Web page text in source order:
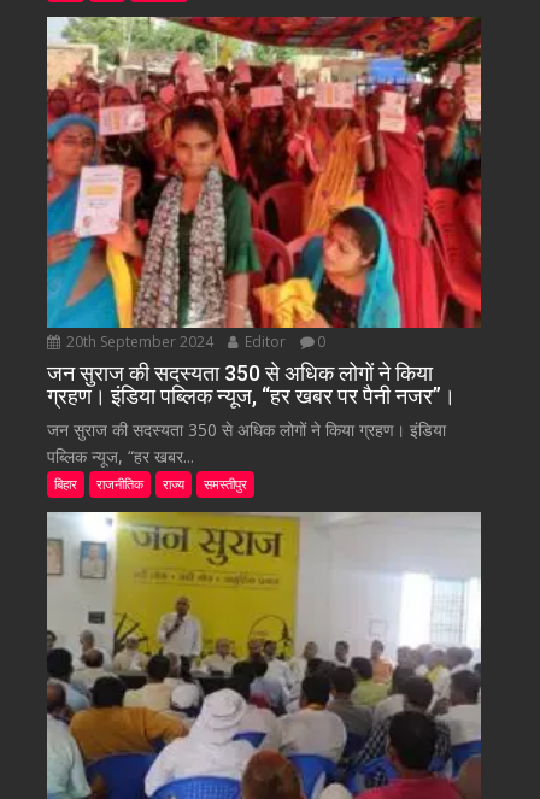
20th September 2024 Editor 0
जन सुराज की सदस्यता 350 से अधिक लोगों ने किया
ग्रहण। इंडिया पब्लिक न्यूज, “हर खबर पर पैनी नजर”।
जन सुराज की सदस्यता 350 से अधिक लोगों ने किया ग्रहण। इंडिया
पब्लिक न्यूज, “हर खबर...
बिहार राजनीतिक राज्य समस्तीपुर